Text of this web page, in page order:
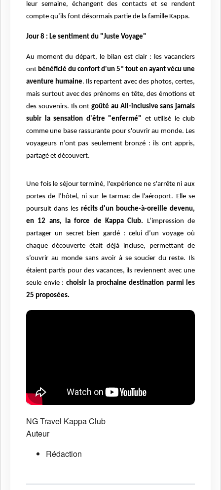
leur semaine, échangent des contacts et se rendent
compte qu’ils font désormais partie de la famille Kappa.
Jour 8 : Le sentiment du "Juste Voyage"
Au moment du départ, le bilan est clair : les vacanciers
ont bénéficié du confort d'un 5* tout en ayant vécu une
aventure humaine. Ils repartent avec des photos, certes,
mais surtout avec des prénoms en tête, des émotions et
des souvenirs. Ils ont goûté au All-inclusive sans jamais
subir la sensation d'être "enfermé" et utilisé le club
comme une base rassurante pour s'ouvrir au monde. Les
voyageurs n’ont pas seulement bronzé : ils ont appris,
partagé et découvert.
Une fois le séjour terminé, l'expérience ne s'arrête ni aux
portes de l’hôtel, ni sur le tarmac de l'aéroport. Elle se
poursuit dans les récits d'un bouche-à-oreille devenu,
en 12 ans, la force de Kappa Club. L’impression de
partager un secret bien gardé : celui d’un voyage où
chaque découverte était déjà incluse, permettant de
s’ouvrir au monde sans avoir à se soucier du reste. Ils
étaient partis pour des vacances, ils reviennent avec une
seule envie : choisir la prochaine destination parmi les
25 proposées.
NG Travel Kappa Club
Auteur
Rédaction